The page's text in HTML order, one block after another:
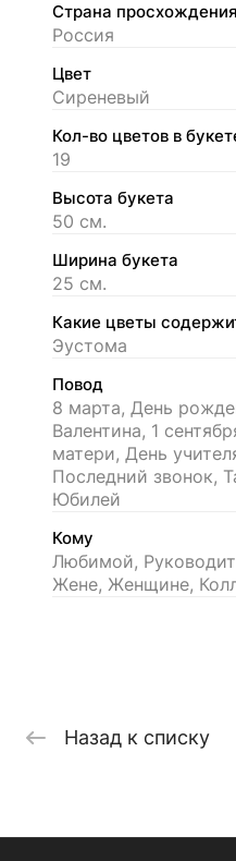
Страна
Россия
Цвет
Сиреневый
Кол-во цветов в
19
Высота букета
50 см.
Ширина букета
25 см.
Какие цветы
Эустома
Повод
8 марта, День
Валентина, 1
матери, День
Последний звонок,
Юбилей
Кому
Любимой,
Жене, Женщине,
Назад к списку